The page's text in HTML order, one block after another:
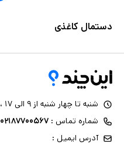
دستمال کاغذی
شنبه تا چهار شنبه از ۹ الی ۱۷ ، پنج شنبه ۹ الی ۱۳
شماره تماس : ۰۲۱۸۷۷۰۰۵۶۷
آدرس ایمیل :